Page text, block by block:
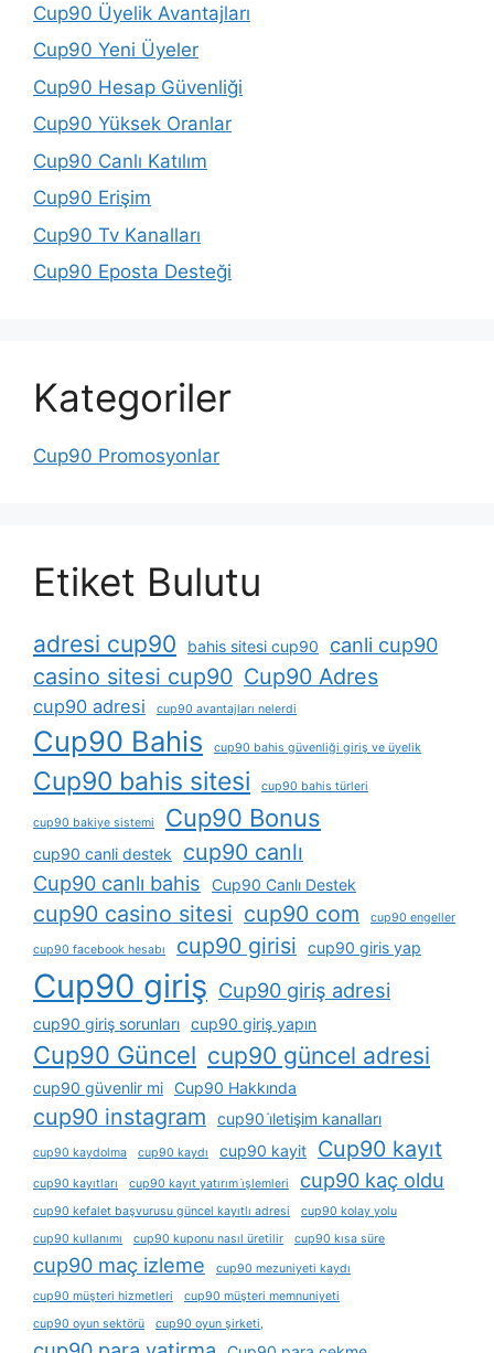
Cup90 Üyelik Avantajları
Cup90 Yeni Üyeler
Cup90 Hesap Güvenliği
Cup90 Yüksek Oranlar
Cup90 Canlı Katılım
Cup90 Erişim
Cup90 Tv Kanalları
Cup90 Eposta Desteği
Kategoriler
Cup90 Promosyonlar
Etiket Bulutu
adresi cup90 bahis sitesi cup90 canli cup90
casino sitesi cup90 Cup90 Adres
cup90 adresi cup90 avantajları nelerdi
Cup90 Bahis cup90 bahis güvenliği giriş ve üyelik
Cup90 bahis sitesi cup90 bahis türleri
cup90 bakiye sistemi Cup90 Bonus
cup90 canli destek cup90 canlı
Cup90 canlı bahis Cup90 Canlı Destek
cup90 casino sitesi cup90 com cup90 engeller
cup90 facebook hesabı cup90 girisi cup90 giris yap
Cup90 giriş Cup90 giriş adresi
cup90 giriş sorunları cup90 giriş yapın
Cup90 Güncel cup90 güncel adresi
cup90 güvenlir mi Cup90 Hakkında
cup90 instagram cup90 i̇letişim kanalları
cup90 kaydolma cup90 kaydı cup90 kayit Cup90 kayıt
cup90 kayıtları cup90 kayıt yatırım i̇şlemleri cup90 kaç oldu
cup90 kefalet başvurusu güncel kayıtlı adresi
cup90 kolay yolu
cup90 kullanımı
cup90 kuponu nasıl üretilir cup90 kısa süre
cup90 maç izleme
cup90 mezuniyeti kaydı
cup90 müşteri hizmetleri
cup90 müşteri memnuniyeti
cup90 oyun sektörü
cup90 oyun şirketi,